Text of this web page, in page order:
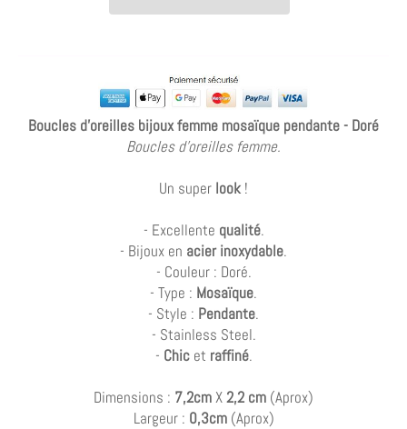
Boucles d'oreilles bijoux femme mosaïque pendante - Doré
Boucles d'oreilles femme.
Un super look !
- Excellente qualité.
- Bijoux en acier inoxydable.
- Couleur : Doré.
- Type : Mosaïque.
- Style : Pendante.
- Stainless Steel.
- Chicet raffiné.
Dimensions : 7,2cmX2,2 cm (Aprox)
Largeur : 0,3cm(Aprox)